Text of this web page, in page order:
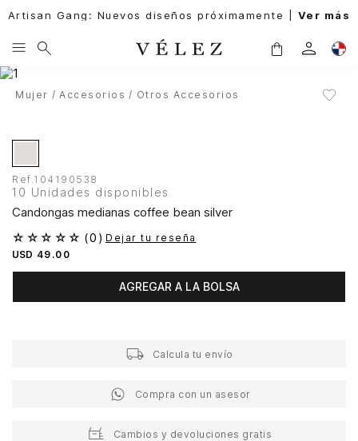
Artisan Gang: Nuevos diseños próximamente | Ver más
Mujer Accesorios Otros Accesorios
Ref.104190538
10 Unidades disponibles
Candongas medianas coffee bean silver
☆ ☆ ☆ ☆ ☆ (0 ) Dejar tu reseña
USD 49 .00
AGREGAR A LA BOLSA
Calcula tu envío
Compra con un asesor
Cambios y devoluciones gratis